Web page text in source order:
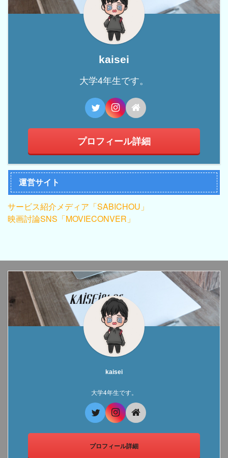
kaisei
大学4年生です。
プロフィール詳細
運営サイト
サービス紹介メディア「SABICHOU」
映画討論SNS「MOVIECONVER」
kaisei
大学4年生です。
プロフィール詳細